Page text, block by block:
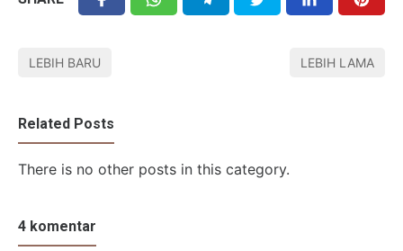
LEBIH BARU LEBIH LAMA
Related Posts
There is no other posts in this category.
4 komentar